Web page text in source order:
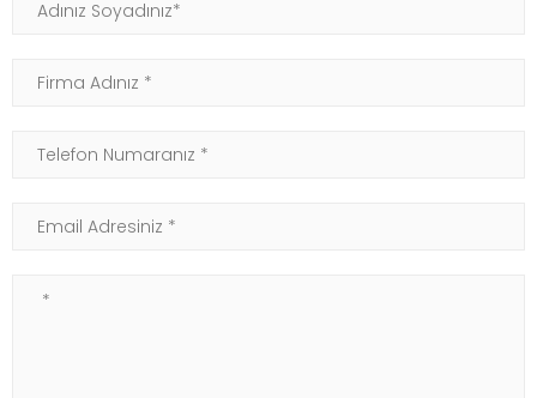
Firma Adınız
Telefon Numaranız
Email Adresiniz